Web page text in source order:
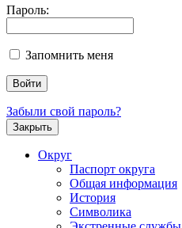
Пароль:
Запомнить меня
Забыли свой пароль?
Закрыть
Округ
Паспорт округа
Общая информация
История
Символика